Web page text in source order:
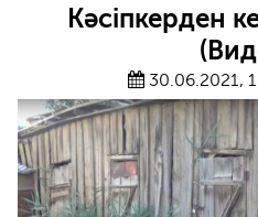
Кәсіпкерден
30.06.2021,